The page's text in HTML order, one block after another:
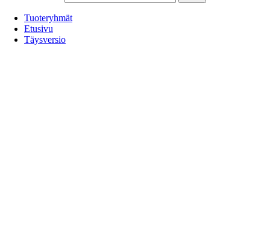
Tuoteryhmät
Etusivu
Täysversio